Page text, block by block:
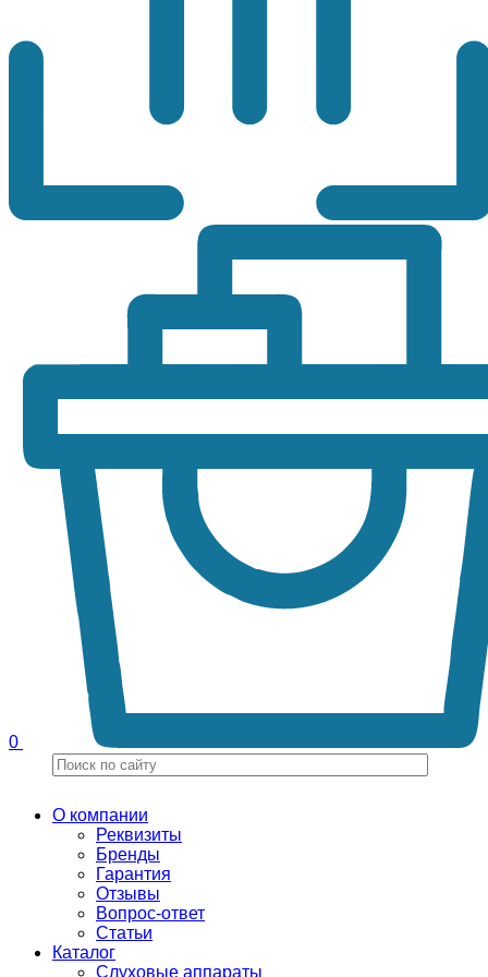
0
О компании
Реквизиты
Бренды
Гарантия
Отзывы
Вопрос-ответ
Статьи
Каталог
Слуховые аппараты